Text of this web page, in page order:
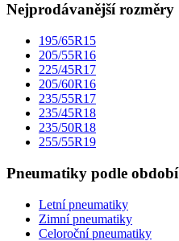
Nejprodávanější rozměry
195/65R15
205/55R16
225/45R17
205/60R16
235/55R17
235/45R18
235/50R18
255/55R19
Pneumatiky podle období
Letní pneumatiky
Zimní pneumatiky
Celoroční pneumatiky